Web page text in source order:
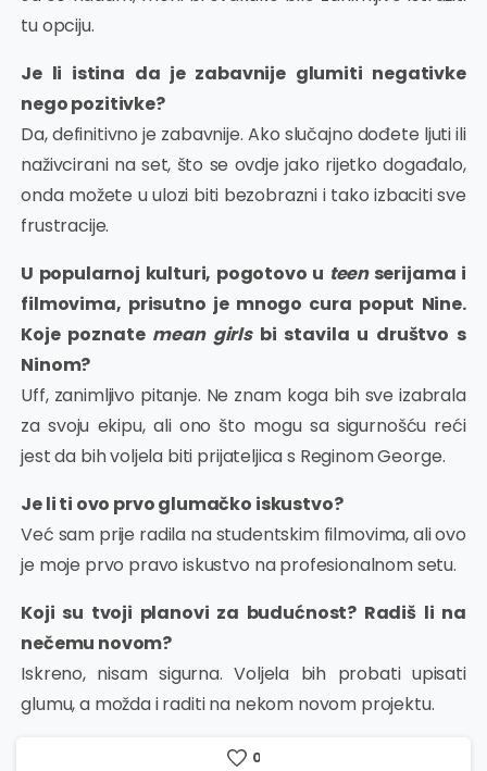
tu opciju.
Je li istina da je zabavnije glumiti negativke
nego pozitivke?
Da, definitivno je zabavnije. Ako slučajno dođete ljuti ili
naživcirani na set, što se ovdje jako rijetko događalo,
onda možete u ulozi biti bezobrazni i tako izbaciti sve
frustracije.
U popularnoj kulturi, pogotovo u teenserijama i
filmovima, prisutno je mnogo cura poput Nine.
Koje poznate mean girls bi stavila u društvo s
Ninom?
Uff, zanimljivo pitanje. Ne znam koga bih sve izabrala
za svoju ekipu, ali ono što mogu sa sigurnošću reći
jest da bih voljela biti prijateljica s Reginom George.
Je li ti ovo prvo glumačko iskustvo?
Već sam prije radila na studentskim filmovima, ali ovo
je moje prvo pravo iskustvo na profesionalnom setu.
Koji su tvoji planovi za budućnost? Radiš li na
nečemu novom?
Iskreno, nisam sigurna. Voljela bih probati upisati
glumu, a možda i raditi na nekom novom projektu.
0